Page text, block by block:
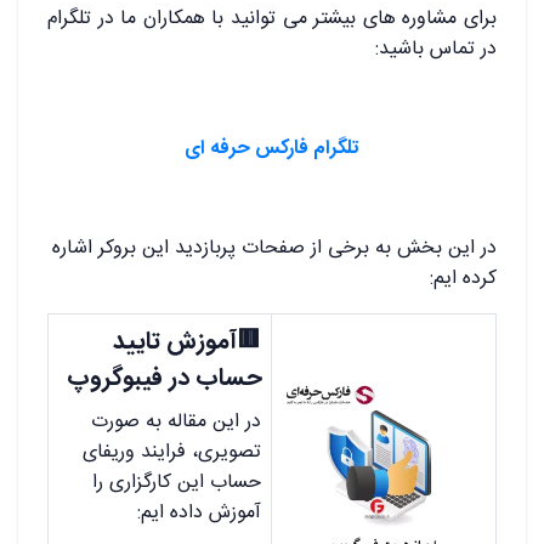
برای مشاوره های بیشتر می توانید با همکاران ما در تلگرام
در تماس باشید:
تلگرام فارکس حرفه ای
در این بخش به برخی از صفحات پربازدید این بروکر اشاره
کرده ایم:
🟥آموزش تایید
حساب در فیبوگروپ
در این مقاله به صورت
تصویری، فرایند وریفای
حساب این کارگزاری را
آموزش داده ایم: